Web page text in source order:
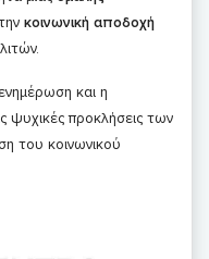
κοινωνική αποδοχή
και η
ψυχικές προκλήσεις των
του κοινωνικού